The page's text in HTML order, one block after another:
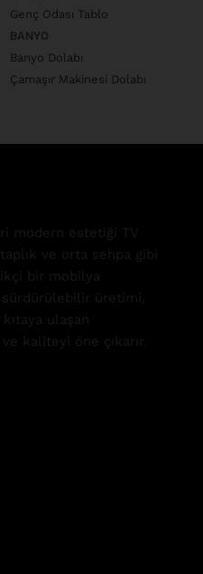
Genç Odası Tablo
BANYO
Banyo Dolabı
Çamaşır Makinesi Dolabı
modern estetiği TV
ve orta sehpa gibi
bir mobilya
sürdürülebilir üretimi,
ulaşan
kaliteyi öne çıkarır.